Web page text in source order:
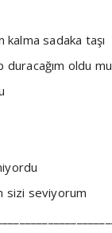
sadaka taşı
oldu mu
sizi seviyorum